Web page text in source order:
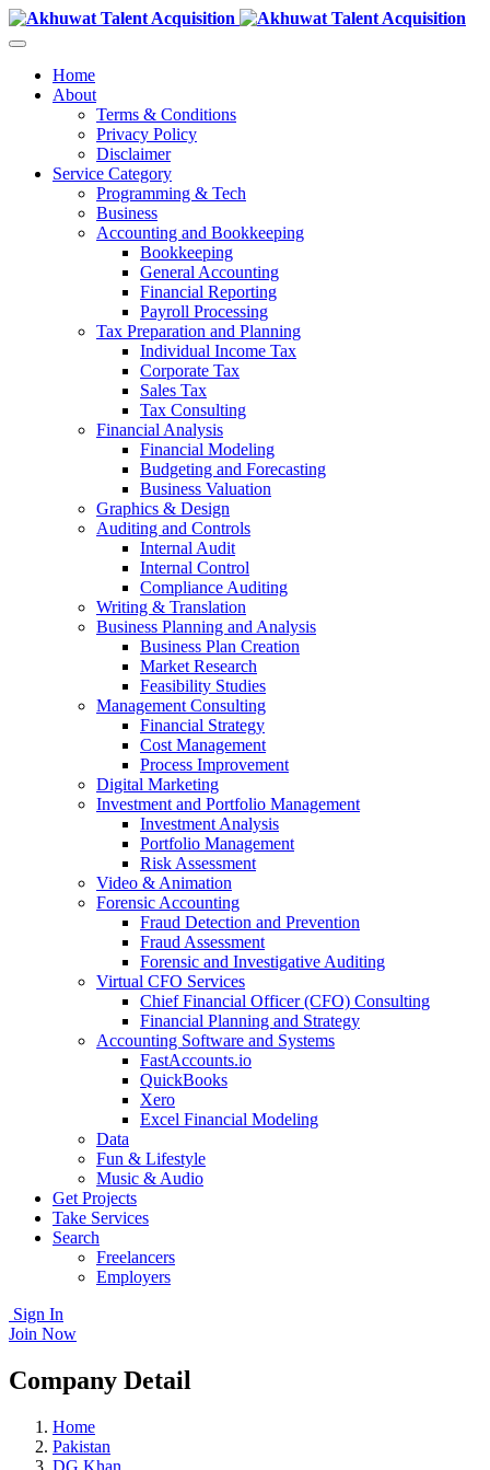
Home
About
Terms & Conditions
Privacy Policy
Disclaimer
Service Category
Programming & Tech
Business
Accounting and Bookkeeping
Bookkeeping
General Accounting
Financial Reporting
Payroll Processing
Tax Preparation and Planning
Individual Income Tax
Corporate Tax
Sales Tax
Tax Consulting
Financial Analysis
Financial Modeling
Budgeting and Forecasting
Business Valuation
Graphics & Design
Auditing and Controls
Internal Audit
Internal Control
Compliance Auditing
Writing & Translation
Business Planning and Analysis
Business Plan Creation
Market Research
Feasibility Studies
Management Consulting
Financial Strategy
Cost Management
Process Improvement
Digital Marketing
Investment and Portfolio Management
Investment Analysis
Portfolio Management
Risk Assessment
Video & Animation
Forensic Accounting
Fraud Detection and Prevention
Fraud Assessment
Forensic and Investigative Auditing
Virtual CFO Services
Chief Financial Officer (CFO) Consulting
Financial Planning and Strategy
Accounting Software and Systems
FastAccounts.io
QuickBooks
Xero
Excel Financial Modeling
Data
Fun & Lifestyle
Music & Audio
Get Projects
Take Services
Search
Freelancers
Employers
Sign In
Join Now
Company Detail
Home
Pakistan
DG Khan